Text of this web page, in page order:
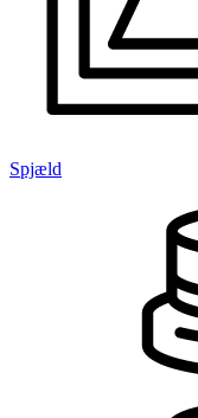
Spjæld